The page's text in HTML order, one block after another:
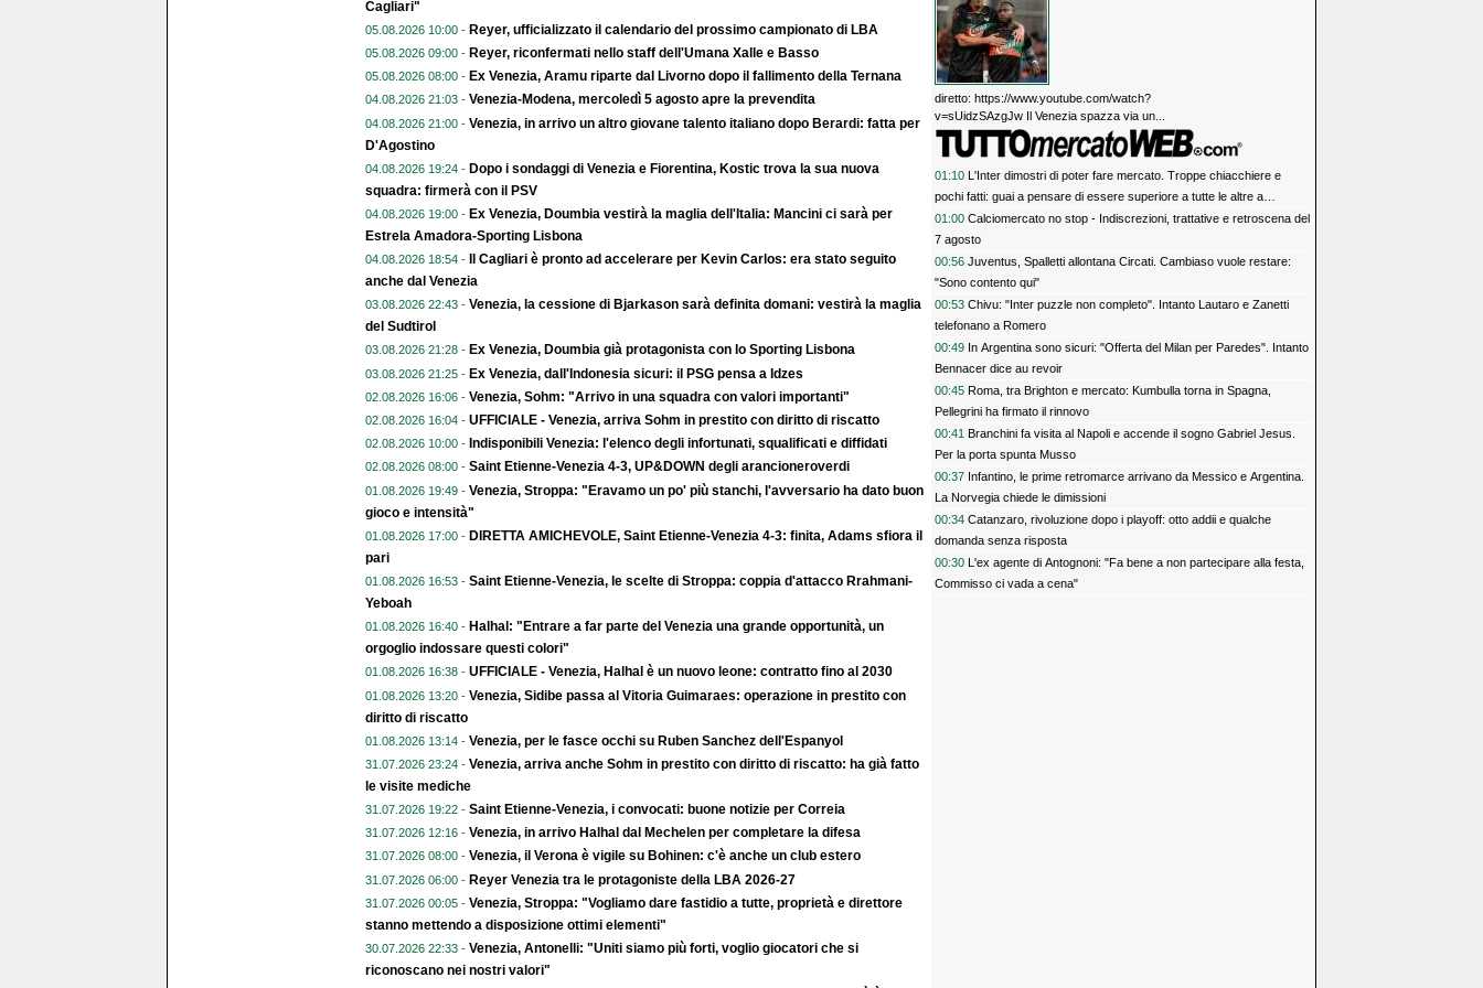
Cagliari"
05.08.2026 10:00 - Reyer, ufficializzato il calendario del prossimo campionato di LBA
05.08.2026 09:00 - Reyer, riconfermati nello staff dell'Umana Xalle e Basso
05.08.2026 08:00 - Ex Venezia, Aramu riparte dal Livorno dopo il fallimento della Ternana
04.08.2026 21:03 - Venezia-Modena, mercoledì 5 agosto apre la prevendita
04.08.2026 21:00 - Venezia, in arrivo un altro giovane talento italiano dopo Berardi: fatta per
D'Agostino
04.08.2026 19:24 - Dopo i sondaggi di Venezia e Fiorentina, Kostic trova la sua nuova
squadra: firmerà con il PSV
04.08.2026 19:00 - Ex Venezia, Doumbia vestirà la maglia dell'Italia: Mancini ci sarà per
Estrela Amadora-Sporting Lisbona
04.08.2026 18:54 -
Il Cagliari è pronto ad accelerare per Kevin Carlos: era stato seguito
anche dal Venezia
03.08.2026 22:43 - Venezia, la cessione di Bjarkason sarà definita domani: vestirà la maglia
del Sudtirol
03.08.2026 21:28 - Ex Venezia, Doumbia già protagonista con lo Sporting Lisbona
03.08.2026 21:25 - Ex Venezia, dall'Indonesia sicuri: il PSG pensa a Idzes
02.08.2026 16:06 - Venezia, Sohm: "Arrivo in una squadra con valori importanti"
02.08.2026 16:04 - UFFICIALE - Venezia, arriva Sohm in prestito con diritto di riscatto
02.08.2026 10:00 - Indisponibili Venezia: l'elenco degli infortunati, squalificati e diffidati
02.08.2026 08:00 - Saint Etienne-Venezia 4-3, UP&DOWN degli arancioneroverdi
01.08.2026 19:49 - Venezia, Stroppa: "Eravamo un po' più stanchi, l'avversario ha dato buon
gioco e intensità"
01.08.2026 17:00 - DIRETTA AMICHEVOLE, Saint Etienne-Venezia 4-3: finita, Adams sfiora il
pari
01.08.2026 16:53 - Saint Etienne-Venezia, le scelte di Stroppa: coppia d'attacco Rrahmani-
Yeboah
01.08.2026 16:40 - Halhal: "Entrare a far parte del Venezia una grande opportunità, un
orgoglio indossare questi colori"
01.08.2026 16:38 - UFFICIALE - Venezia, Halhal è un nuovo leone: contratto fino al 2030
01.08.2026 13:20 - Venezia, Sidibe passa al Vitoria Guimaraes: operazione in prestito con
diritto di riscatto
01.08.2026 13:14 - Venezia, per le fasce occhi su Ruben Sanchez dell'Espanyol
31.07.2026 23:24 - Venezia, arriva anche Sohm in prestito con diritto di riscatto: ha già fatto
le visite mediche
31.07.2026 19:22 - Saint Etienne-Venezia, i convocati: buone notizie per Correia
31.07.2026 12:16 - Venezia, in arrivo Halhal dal Mechelen per completare la difesa
31.07.2026 08:00 - Venezia, il Verona è vigile su Bohinen: c'è anche un club estero
31.07.2026 06:00 - Reyer Venezia tra le protagoniste della LBA 2026-27
31.07.2026 00:05 - Venezia, Stroppa: "Vogliamo dare fastidio a tutte, proprietà e direttore
stanno mettendo a disposizione ottimi elementi"
30.07.2026 22:33 - Venezia, Antonelli: "Uniti siamo più forti, voglio giocatori che si
riconoscano nei nostri valori"
diretto: https://www.youtube.com/watch?
v=sUidzSAzgJw Il Venezia spazza via un...
01:10 L'Inter dimostri di poter fare mercato. Troppe chiacchiere e
pochi fatti: guai a pensare di essere superiore a tutte le altre a
prescindere. Juve, il portiere può diventare un "problema". Milan-Leao,
serve una decisione netta
01:00 Calciomercato no stop - Indiscrezioni, trattative e retroscena del
7 agosto
00:56 Juventus, Spalletti allontana Circati. Cambiaso vuole restare:
"Sono contento qui"
00:53 Chivu: "Inter puzzle non completo". Intanto Lautaro e Zanetti
telefonano a Romero
00:49 In Argentina sono sicuri: "Offerta del Milan per Paredes". Intanto
Bennacer dice au revoir
00:45 Roma, tra Brighton e mercato: Kumbulla torna in Spagna,
Pellegrini ha firmato il rinnovo
00:41 Branchini fa visita al Napoli e accende il sogno Gabriel Jesus.
Per la porta spunta Musso
00:37 Infantino, le prime retromarce arrivano da Messico e Argentina.
La Norvegia chiede le dimissioni
00:34 Catanzaro, rivoluzione dopo i playoff: otto addii e qualche
domanda senza risposta
00:30 L'ex agente di Antognoni: "Fa bene a non partecipare alla festa,
Commisso ci vada a cena"